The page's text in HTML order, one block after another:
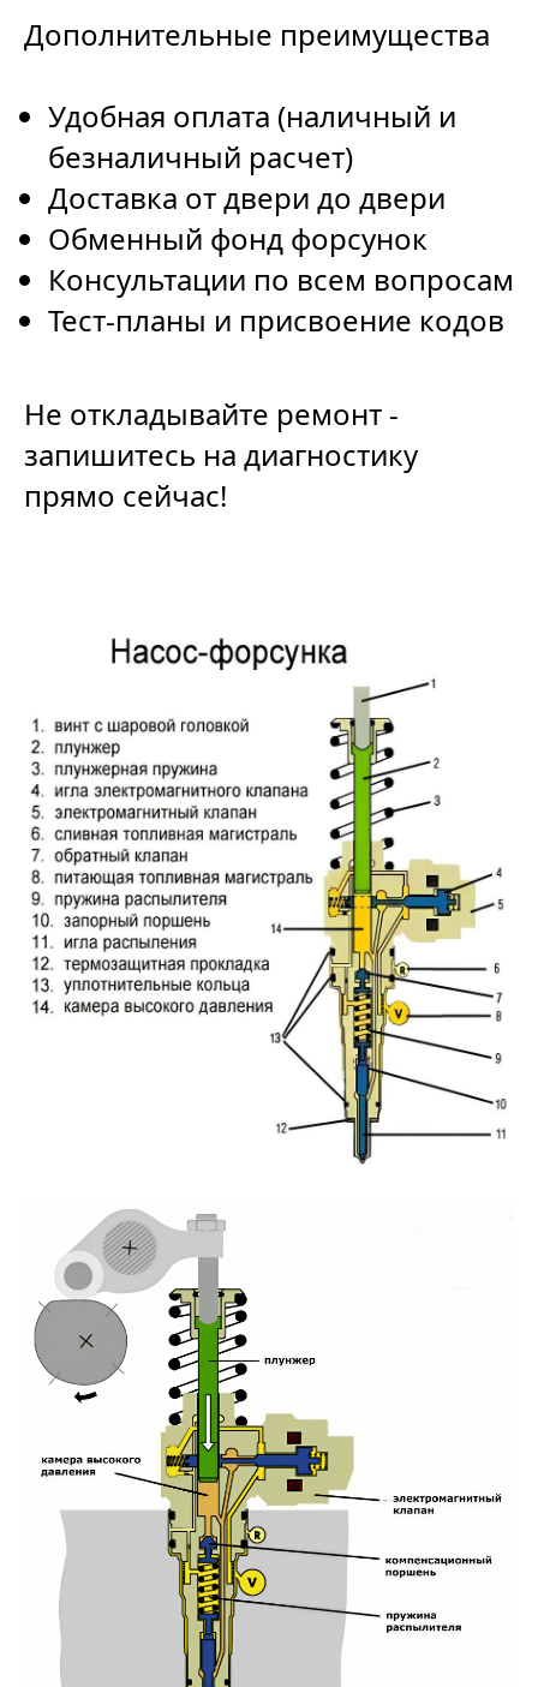
Дополнительные преимущества
Удобная оплата (наличный и
безналичный расчет)
Доставка от двери до двери
Обменный фонд форсунок
Консультации по всем вопросам
Тест-планы и присвоение кодов
Не откладывайте ремонт -
запишитесь на диагностику
прямо сейчас!